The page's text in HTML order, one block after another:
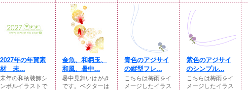
2027年の年賀素
材 未...
未年の和柄装飾シ
ンボルイラストで
金魚、和柄玉、
和風、暑中...
暑中見舞いはがき
です。ベクターは
青色のアジサイ
の縦型フレ...
こちらは梅雨をイ
メージしたイラス
紫色のアジサイ
のシンプル...
こちらは梅雨をイ
メージしたイラス